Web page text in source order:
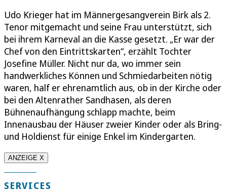
Udo Krieger hat im Männergesangverein Birk als 2.
Tenor mitgemacht und seine Frau unterstützt, sich
bei ihrem Karneval an die Kasse gesetzt. „Er war der
Chef von den Eintrittskarten“, erzählt Tochter
Josefine Müller. Nicht nur da, wo immer sein
handwerkliches Können und Schmiedarbeiten nötig
waren, half er ehrenamtlich aus, ob in der Kirche oder
bei den Altenrather Sandhasen, als deren
Bühnenaufhängung schlapp machte, beim
Innenausbau der Häuser zweier Kinder oder als Bring-
und Holdienst für einige Enkel im Kindergarten.
ANZEIGE X
SERVICES